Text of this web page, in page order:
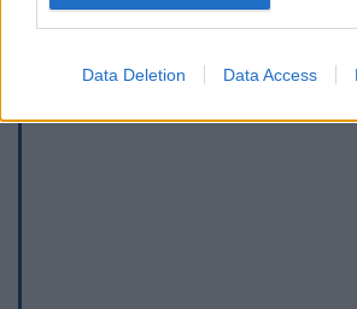
Data Deletion Data Access